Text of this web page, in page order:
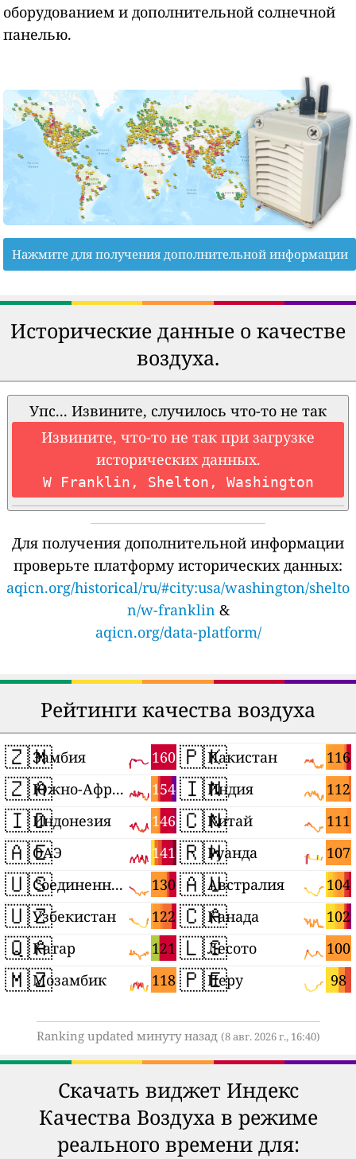
оборудованием и дополнительной солнечной
панелью.
Нажмите для получения дополнительной информации
Исторические данные о качестве
воздуха.
Упс... Извините, случилось что-то не так
Извините, что-то не так при загрузке
исторических данных.
W Franklin, Shelton, Washington
Для получения дополнительной информации
проверьте платформу исторических данных:
aqicn.org/historical/ru/#city:usa/washington/shelto
n/w-franklin &
aqicn.org/data-platform/
Рейтинги качества воздуха
🇿🇲 160
Замбия
🇿🇦 154
Южно-Африканская Республика
🇮🇩 146
Индонезия
🇦🇪 141
ОАЭ
🇺🇸 130
Соединенные Штаты
🇺🇿 122
Узбекистан
🇶🇦 121
Катар
🇲🇿 118
Мозамбик
🇵🇰 116
Пакистан
🇮🇳 112
Индия
🇨🇳 111
Китай
🇷🇼 107
Руанда
🇦🇺 104
Австралия
🇨🇦 102
Канада
🇱🇸 100
Лесото
🇵🇪 98
Перу
Ranking updated минуту назад (8 авг. 2026 г., 16:40)
Скачать виджет Индекс
Качества Воздуха в режиме
реального времени для: